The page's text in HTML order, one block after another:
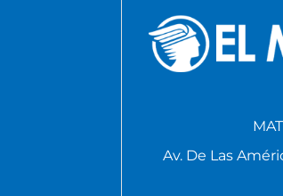
Av. De Las